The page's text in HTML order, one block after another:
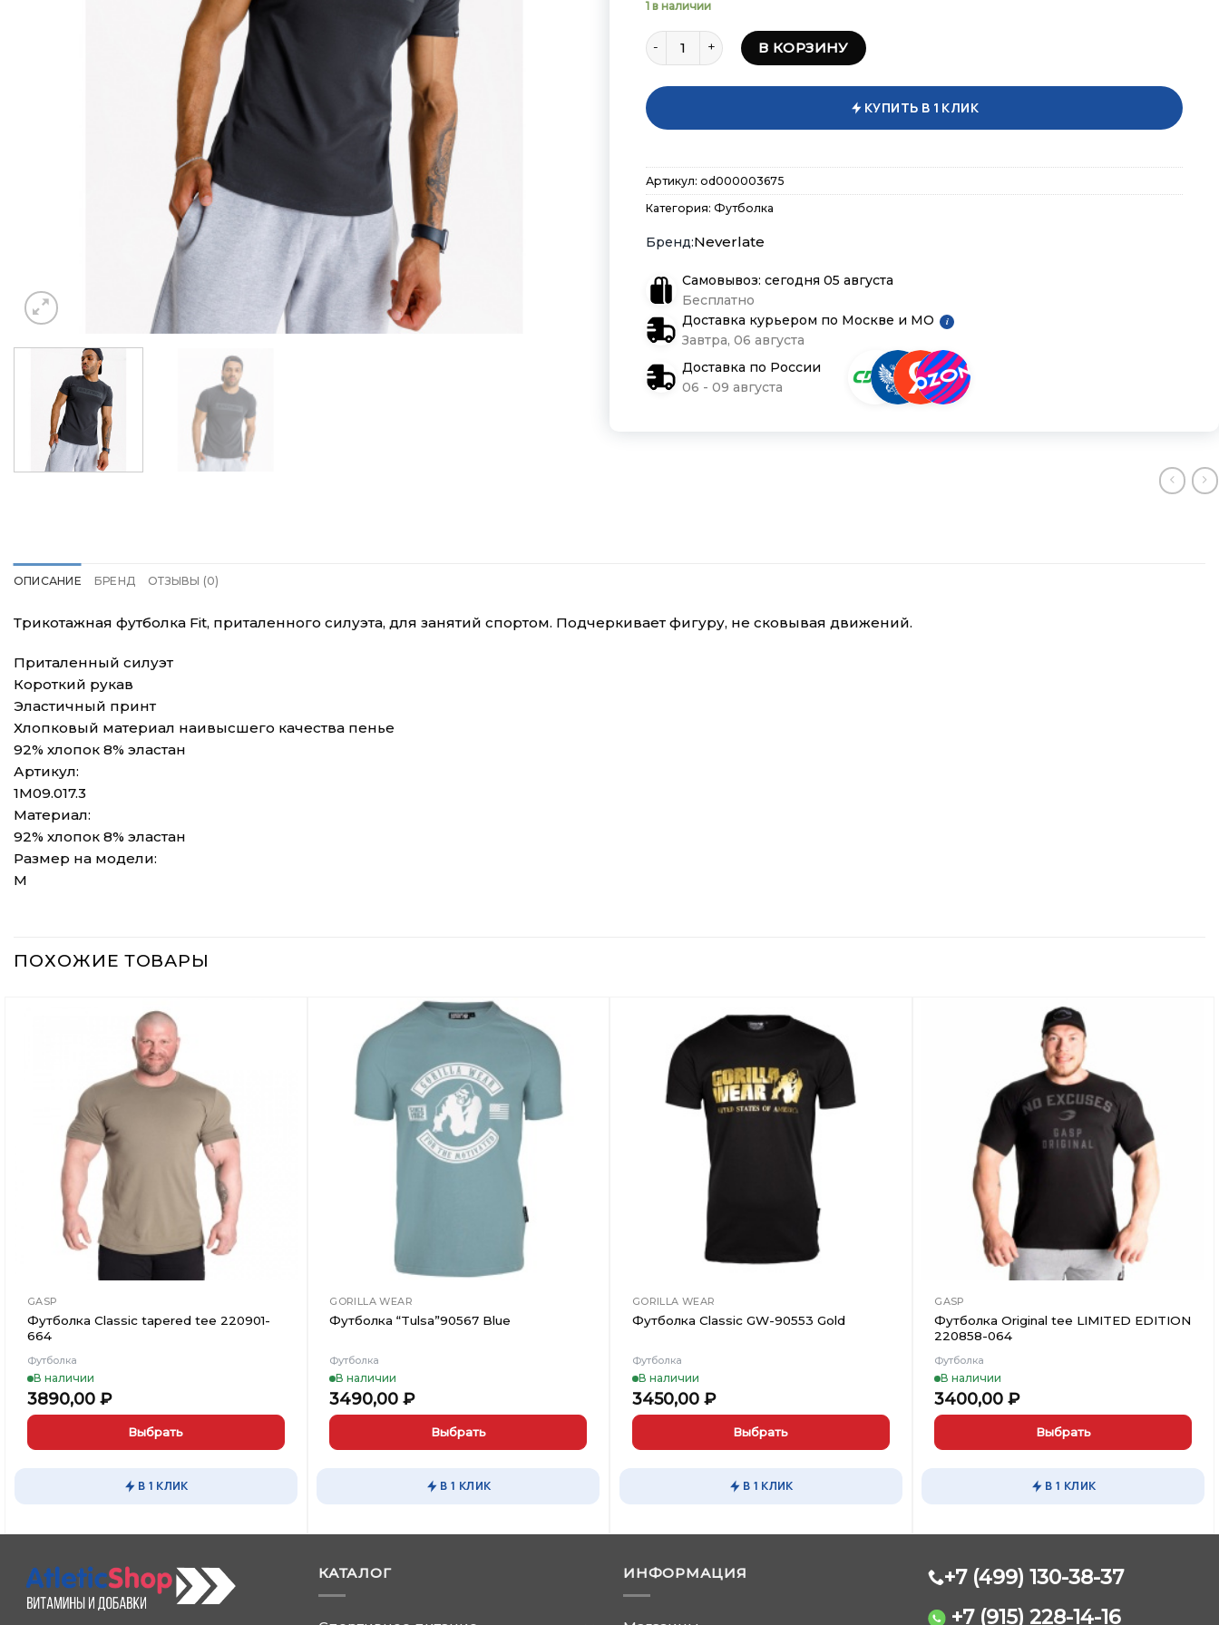
1 в наличии
Количество товара Футболка 1M09.017.3
В КОРЗИНУ
КУПИТЬ В 1 КЛИК
Артикул: od000003675
Категория: Футболка
Neverlate
Самовывоз: сегодня 05 августа
Бесплатно
Доставка курьером по Москве и МО
i
Завтра, 06 августа
Доставка по России
06 - 09 августа
ОПИСАНИЕ БРЕНД ОТЗЫВЫ (0)
Трикотажная футболка Fit, приталенного силуэта, для занятий спортом. Подчеркивает фигуру, не сковывая движений.
Приталенный силуэт
Короткий рукав
Эластичный принт
Хлопковый материал наивысшего качества пенье
92% хлопок 8% эластан
Артикул:
1M09.017.3
Материал:
92% хлопок 8% эластан
Размер на модели:
M
ПОХОЖИЕ ТОВАРЫ
GASP
Футболка Classic tapered tee 220901-
664
Футболка
В наличии
3890,00 ₽
Выбрать
вариаций.
можно
выбрать
на
В 1 КЛИК
Добавить
GORILLA WEAR
Футболка “Tulsa”90567 Blue
Футболка
В наличии
3490,00₽
Выбрать
вариаций.
можно
выбрать
В 1 КЛИК
Добавить
Вишлист
GORILLA WEAR
Футболка Classic GW-90553 Gold
Футболка
В наличии
3450,00 ₽
Выбрать
вариаций.
можно
выбрать
В 1 КЛИК
GASP
Футболка Original tee LIMITED EDITION
220858-064
Футболка
В наличии
3400,00₽
Выбрать
вариаций.
можно
выбрать
на
В 1 КЛИК
КАТАЛОГ ИНФОРМАЦИЯ
+7 (499) 130-38-37
+7 (915) 228-14-16